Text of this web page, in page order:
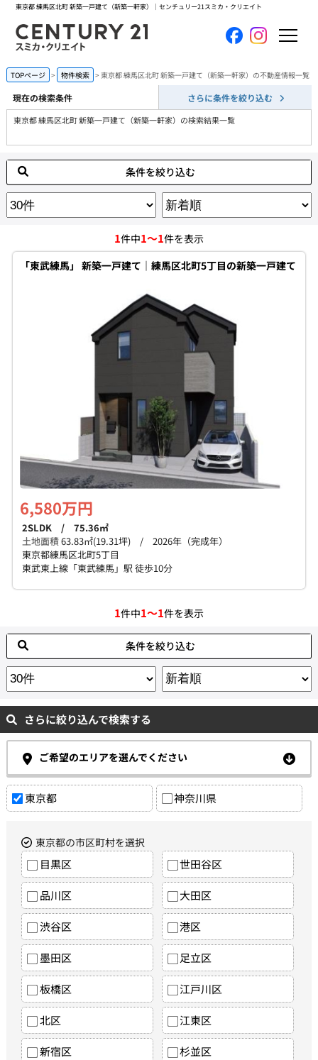
東京都 練馬区北町 新築一戸建て（新築一軒家）｜センチュリー21スミカ・クリエイト
ホーム
当社について
買いたい
売りたい
コンテンツ
採用情報
会員メニュー
個人情報保護の取扱い 会員規約
TOPページ 物件検索 東京都 練馬区北町 新築一戸建て（新築一軒家）の不動産情報一覧
現在の検索条件 さらに条件を絞り込む
東京都 練馬区北町 新築一戸建て（新築一軒家）の検索結果一覧
条件を絞り込む
1件中1～1件を表示
「東武練馬」 新築一戸建て｜練馬区北町5丁目の新築一戸建て
6,580万円
2SLDK / 75.36㎡
土地面積63.83㎡(19.31坪) / 2026年（完成年）
東京都練馬区北町5丁目
東武東上線「東武練馬」駅 徒歩10分
1件中1～1件を表示
条件を絞り込む
さらに絞り込んで検索する
ご希望のエリアを選んでください
東京都 神奈川県
東京都の市区町村を選択
目黒区 世田谷区
品川区 大田区
渋谷区 港区
墨田区 足立区
板橋区 江戸川区
北区 江東区
新宿区 杉並区